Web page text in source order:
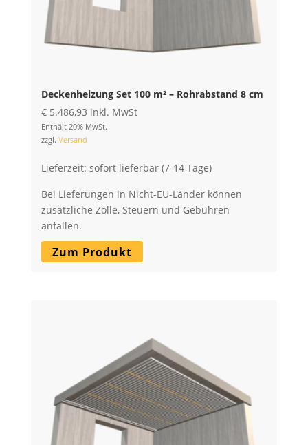
Deckenheizung Set 100 m² – Rohrabstand 8 cm
€5.486,93 inkl. MwSt
Enthält 20% MwSt.
zzgl. Versand
Lieferzeit: sofort lieferbar (7-14 Tage)
Bei Lieferungen in Nicht-EU-Länder können
zusätzliche Zölle, Steuern und Gebühren
anfallen.
Zum Produkt